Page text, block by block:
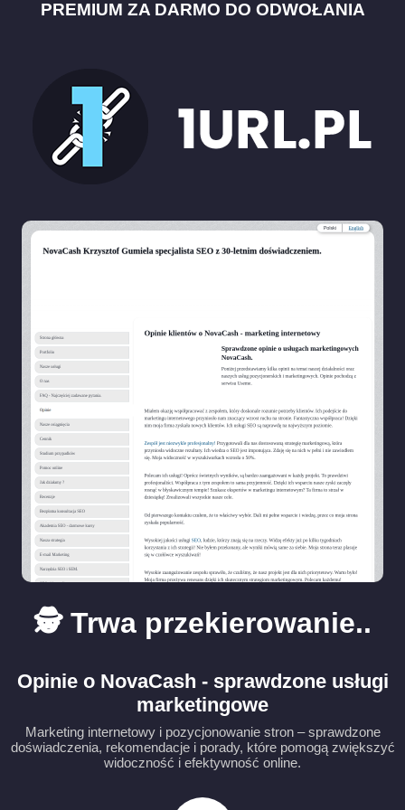
PREMIUM ZA DARMO DO ODWOŁANIA
🕵️ Trwa przekierowanie..
Opinie o NovaCash - sprawdzone usługi
marketingowe
Marketing internetowy i pozycjonowanie stron – sprawdzone
doświadczenia, rekomendacje i porady, które pomogą zwiększyć
widoczność i efektywność online.